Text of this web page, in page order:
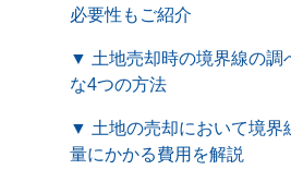
必要性もご紹介
▼ 土地売却時の境界線の調
な4つの方法
▼ 土地の売却において境界
量にかかる費用を解説